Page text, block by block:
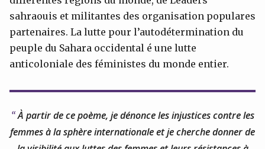
sahraouis et militantes des organisation populares
partenaires. La lutte pour l’autodétermination du
peuple du Sahara occidental é une lutte
anticoloniale des féministes du monde entier.
À partir de ce poème, je dénonce les injustices contre les
femmes à la sphère internationale et je cherche donner de